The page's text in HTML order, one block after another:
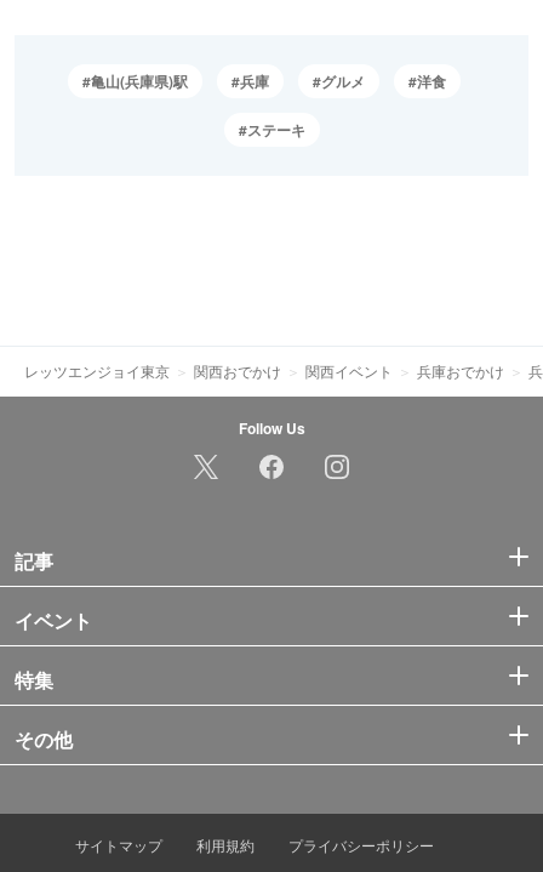
亀山(兵庫県)駅 兵庫 グルメ 洋食
ステーキ
レッツエンジョイ東京 関西おでかけ 関西イベント 兵庫おでかけ
Follow Us
記事
イベント
特集
その他
サイトマップ 利用規約 プライバシーポリシー